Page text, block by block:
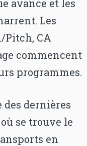
avance et les
Les
Pitch, CA
commencent
programmes.
des dernières
se trouve le
en